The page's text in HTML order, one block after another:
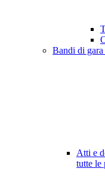
Bandi di gara
Atti e
tutte le